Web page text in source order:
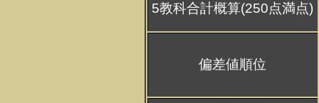
5教科合計概算(250点満点)
偏差値順位